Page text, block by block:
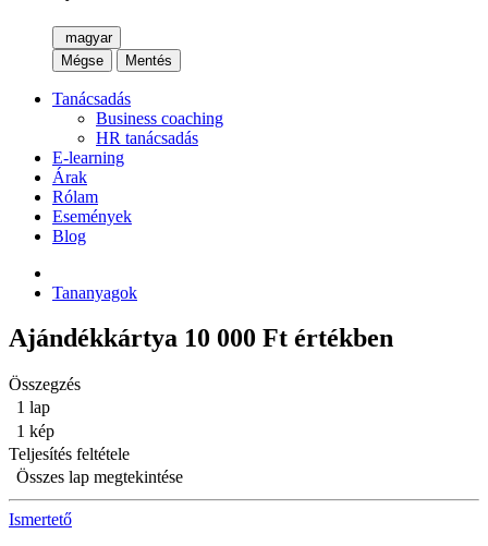
magyar
Mégse
Mentés
Tanácsadás
Business coaching
HR tanácsadás
E-learning
Árak
Rólam
Események
Blog
Tananyagok
Ajándékkártya 10 000 Ft értékben
Összegzés
1 lap
1 kép
Teljesítés feltétele
Összes lap megtekintése
Ismertető